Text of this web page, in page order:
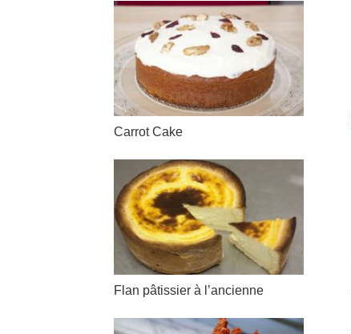
Carrot Cake
Flan pâtissier à l’ancienne